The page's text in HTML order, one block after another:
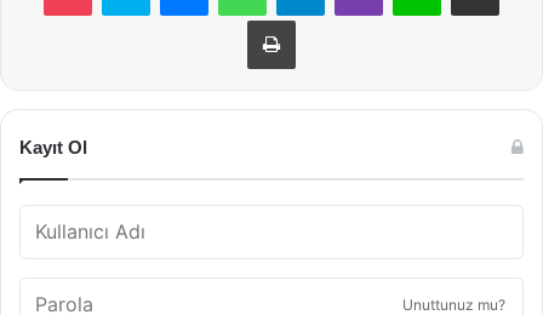
Yazdır
Kayıt Ol
Unuttunuz mu?